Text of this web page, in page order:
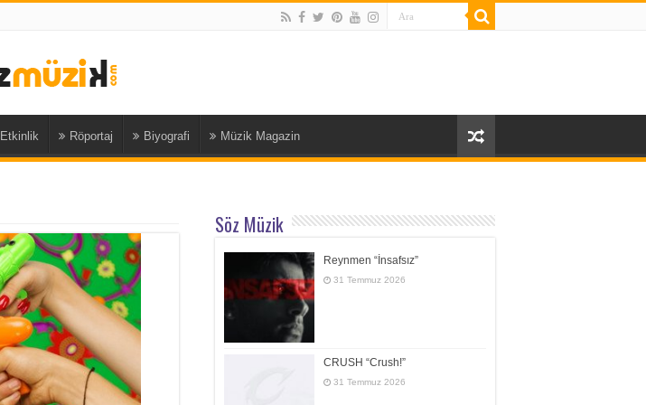
Etkinlik Röportaj Biyografi Müzik Magazin
Söz Müzik
Reynmen “İnsafsız”
31 Temmuz 2026
CRUSH “Crush!”
31 Temmuz 2026